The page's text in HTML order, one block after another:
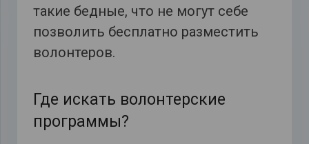
такие бедные, что не могут себе
позволить бесплатно разместить
волонтеров.
Где искать волонтерские
программы?